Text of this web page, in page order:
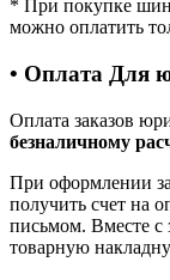
* При покупке шин
можно оплатить
• Оплата Для
Оплата заказов
безналичному
При оформлении
получить счет на
письмом. Вместе с
товарную